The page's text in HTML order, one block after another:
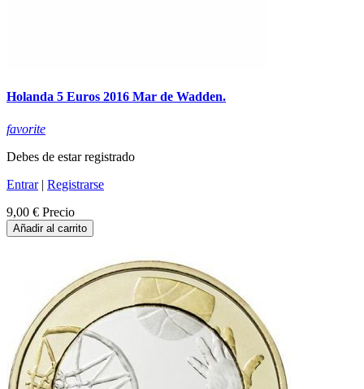
Holanda 5 Euros 2016 Mar de Wadden.
favorite
Debes de estar registrado
Entrar| Registrarse
9,00 € Precio
Añadir al carrito